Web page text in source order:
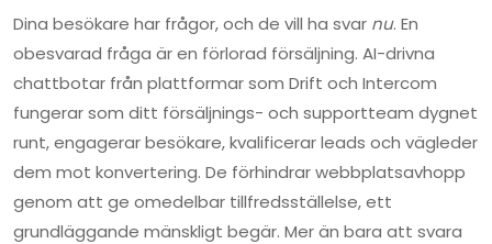
Dina besökare har frågor, och de vill ha svar nu. En
obesvarad fråga är en förlorad försäljning. AI-drivna
chattbotar från plattformar som Drift och Intercom
fungerar som ditt försäljnings- och supportteam dygnet
runt, engagerar besökare, kvalificerar leads och vägleder
dem mot konvertering. De förhindrar webbplatsavhopp
genom att ge omedelbar tillfredsställelse, ett
grundläggande mänskligt begär. Mer än bara att svara